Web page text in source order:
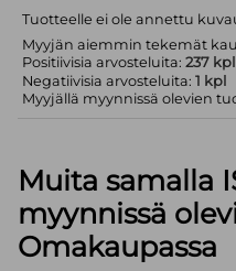
Tuotteelle ei ole annettu
Myyjän aiemmin tekemät
Positiivisia arvosteluita:237 kpl
Negatiivisia arvosteluita:1 kpl
Myyjällä myynnissä olevien
Muita samalla
myynnissä
Omakaupassa